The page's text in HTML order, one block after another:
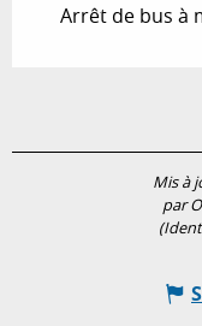
Arrêt de bus à
Mis à
par